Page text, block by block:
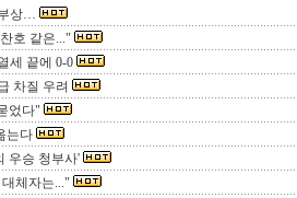
상…
호 같은..."
세 끝에 0-0
차질 우려
었다"
는다
우승 청부사'
체자는..."